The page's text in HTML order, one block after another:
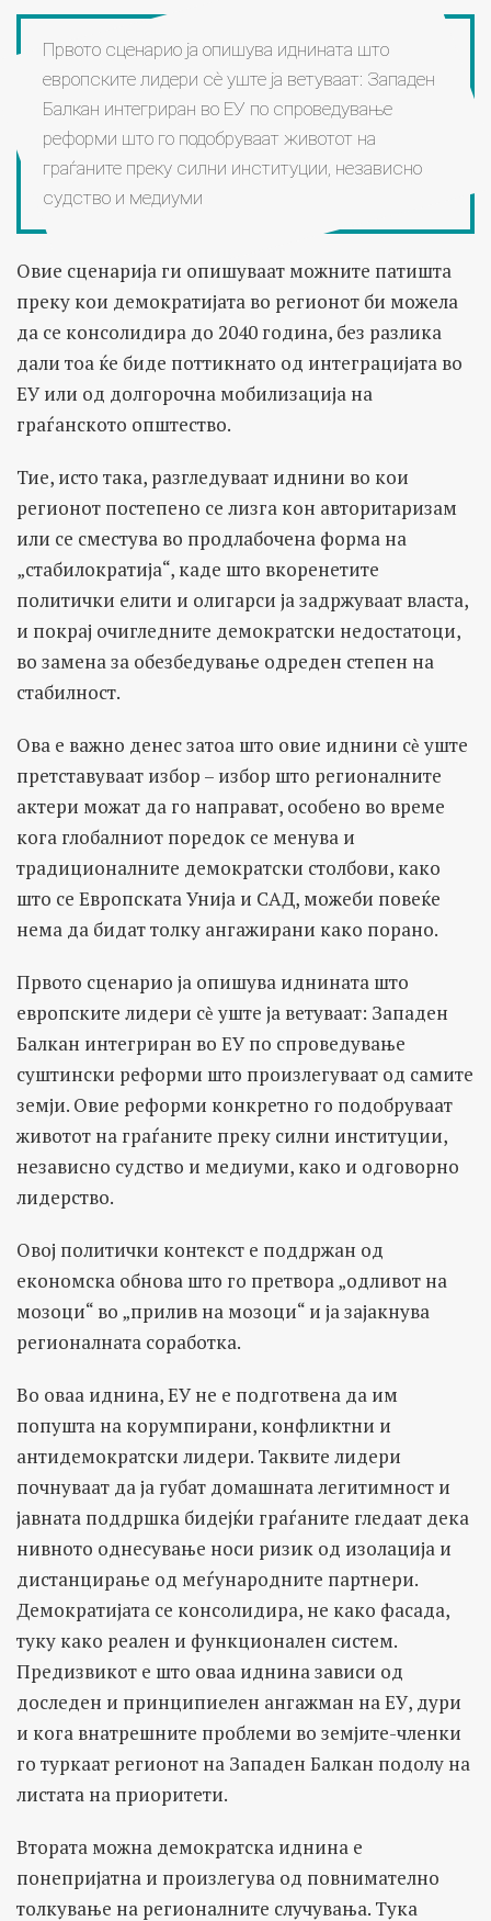
Првото сценарио ја опишува иднината што
европските лидери сѐ уште ја ветуваат: Западен
Балкан интегриран во ЕУ по спроведување
реформи што го подобруваат животот на
граѓаните преку силни институции, независно
судство и медиуми
Овие сценарија ги опишуваат можните патишта
преку кои демократијата во регионот би можела
да се консолидира до 2040 година, без разлика
дали тоа ќе биде поттикнато од интеграцијата во
ЕУ или од долгорочна мобилизација на
граѓанското општество.
Тие, исто така, разгледуваат иднини во кои
регионот постепено се лизга кон авторитаризам
или се сместува во продлабочена форма на
„стабилократија“, каде што вкоренетите
политички елити и олигарси ја задржуваат власта,
и покрај очигледните демократски недостатоци,
во замена за обезбедување одреден степен на
стабилност.
Ова е важно денес затоа што овие иднини сѐ уште
претставуваат избор – избор што регионалните
актери можат да го направат, особено во време
кога глобалниот поредок се менува и
традиционалните демократски столбови, како
што се Европската Унија и САД, можеби повеќе
нема да бидат толку ангажирани како порано.
Првото сценарио ја опишува иднината што
европските лидери сѐ уште ја ветуваат: Западен
Балкан интегриран во ЕУ по спроведување
суштински реформи што произлегуваат од самите
земји. Овие реформи конкретно го подобруваат
животот на граѓаните преку силни институции,
независно судство и медиуми, како и одговорно
лидерство.
Овој политички контекст е поддржан од
економска обнова што го претвора „одливот на
мозоци“ во „прилив на мозоци“ и ја зајакнува
регионалната соработка.
Во оваа иднина, ЕУ не е подготвена да им
попушта на корумпирани, конфликтни и
антидемократски лидери. Таквите лидери
почнуваат да ја губат домашната легитимност и
јавната поддршка бидејќи граѓаните гледаат дека
нивното однесување носи ризик од изолација и
дистанцирање од меѓународните партнери.
Демократијата се консолидира, не како фасада,
туку како реален и функционален систем.
Предизвикот е што оваа иднина зависи од
доследен и принципиелен ангажман на ЕУ, дури
и кога внатрешните проблеми во земјите-членки
го туркаат регионот на Западен Балкан подолу на
листата на приоритети.
Втората можна демократска иднина е
понепријатна и произлегува од повнимателно
толкување на регионалните случувања. Тука